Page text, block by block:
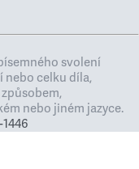
svolení
nebo celku díla,
nebo jiném jazyce.